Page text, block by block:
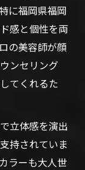
に福岡県福岡
感と個性を両
の美容師が顔
ンセリング
てくれるた
立体感を演出
持されていま
ラーも大人世